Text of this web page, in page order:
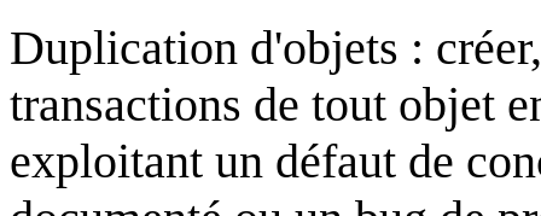
Duplication d'objets :
transactions de tout objet
exploitant un défaut de